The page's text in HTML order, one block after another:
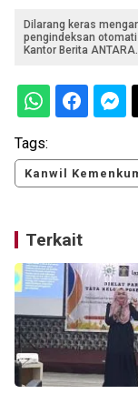
Dilarang keras
pengindeksan
Kantor Berita ANTARA.
Tags:
Kanwil
Terkait